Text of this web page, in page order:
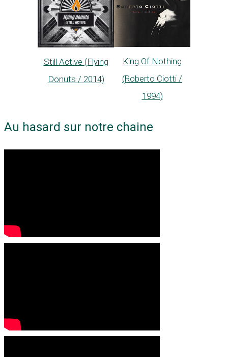
Still Active (Flying
Donuts / 2014)
King Of Nothing
(Roberto Ciotti /
1994)
Au hasard sur notre chaine